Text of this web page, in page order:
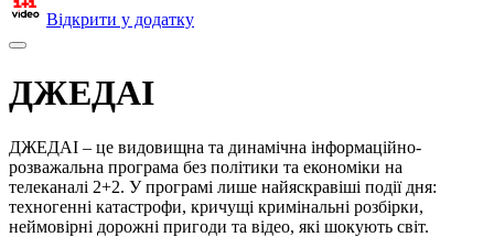
Відкрити у додатку
ДЖЕДАІ
ДЖЕДАІ – це видовищна та динамічна інформаційно-
розважальна програма без політики та економіки на
телеканалі 2+2. У програмі лише найяскравіші події дня:
техногенні катастрофи, кричущі кримінальні розбірки,
неймовірні дорожні пригоди та відео, які шокують світ.